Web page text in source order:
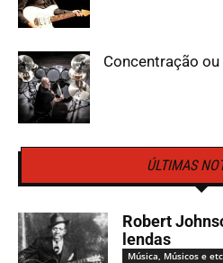
Concentração
ÚLTIMAS
Robert
lendas
Música, Músicos e etc